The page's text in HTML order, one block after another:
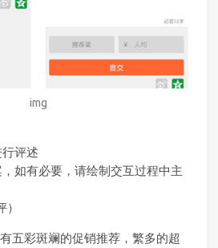
img
评述
如有必要，请绘制交互过程中主
五彩斑斓的促销推荐，繁多的超